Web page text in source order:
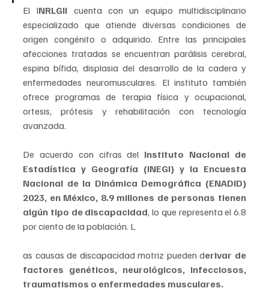
El INRLGII cuenta con un equipo multidisciplinario
especializado que atiende diversas condiciones de
origen congénito o adquirido. Entre las principales
afecciones tratadas se encuentran parálisis cerebral,
espina bífida, displasia del desarrollo de la cadera y
enfermedades neuromusculares. El instituto también
ofrece programas de terapia física y ocupacional,
ortesis, prótesis y rehabilitación con tecnología
avanzada.
De acuerdo con cifras del Instituto Nacional de
Estadística y Geografía (INEGI) y la Encuesta
Nacional de la Dinámica Demográfica (ENADID)
2023, en México, 8.9 millones de personas tienen
algún tipo de discapacidad, lo que representa el 6.8
por ciento de la población. L
as causas de discapacidad motriz pueden derivar de
factores genéticos, neurológicos, infecciosos,
traumatismos o enfermedades musculares.